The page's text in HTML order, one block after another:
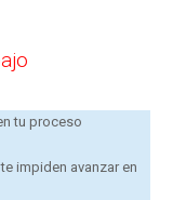
tu proceso
impiden avanzar en